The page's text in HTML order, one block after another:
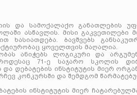
და სამოქალაქო განათლების
ასწავლის. მისი გაკვეთილები
ხასიათდება. ბავშვებს
ყოველთვის მაღალია.
ანიჭებს ლოგიკური და
71-ე საჯარო სკოლის
დებატების ინსტიტუტის მიერ
კონკურსში და შემდგომ
ინსტიტუტის მიერ